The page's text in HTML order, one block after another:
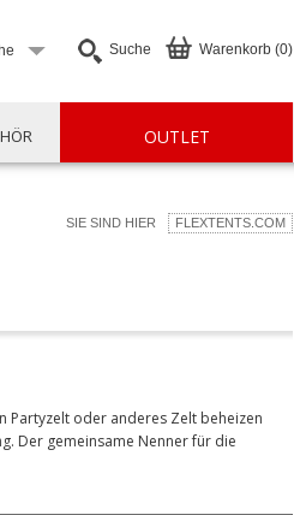
Warenkorb (0)
Suche
OUTLET
SIE SIND HIER FLEXTENTS.COM
Partyzelt oder anderes Zelt beheizen
Der gemeinsame Nenner für die